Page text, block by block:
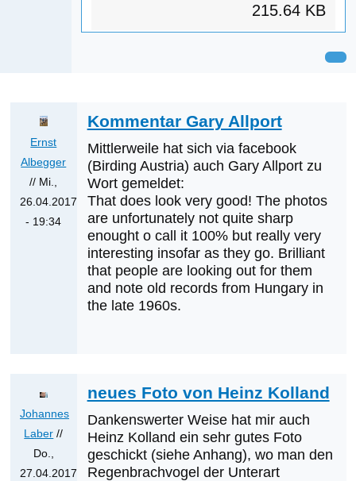
215.64 KB
Ernst
Albegger
// Mi.,
26.04.2017
- 19:34
Klaus
Cerjak
Kommentar Gary Allport
Mittlerweile hat sich via facebook
(Birding Austria) auch Gary Allport zu
Wort gemeldet:
That does look very good! The photos
are unfortunately not quite sharp
enought o call it 100% but really very
interesting insofar as they go. Brilliant
that people are looking out for them
and note old records from Hungary in
the late 1960s.
Johannes
Laber //
Do.,
27.04.2017
neues Foto von Heinz Kolland
Dankenswerter Weise hat mir auch
Heinz Kolland ein sehr gutes Foto
geschickt (siehe Anhang), wo man den
Regenbrachvogel der Unterart